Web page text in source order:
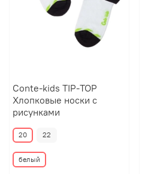
Conte-kids TIP-TOP
Хлопковые носки с
рисунками
20 22
белый